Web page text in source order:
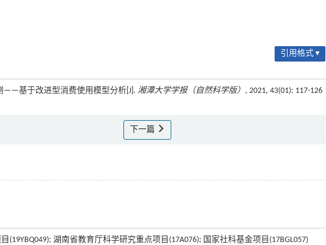
引用格式 ▾
——基于改进型消费使用模型分析[J]. 湘潭大学学报（自然科学版） , 2021, 43(01): 117-126
下一篇
湖南省教育厅科学研究重点项目(17A076); 国家社科基金项目(17BGL057)